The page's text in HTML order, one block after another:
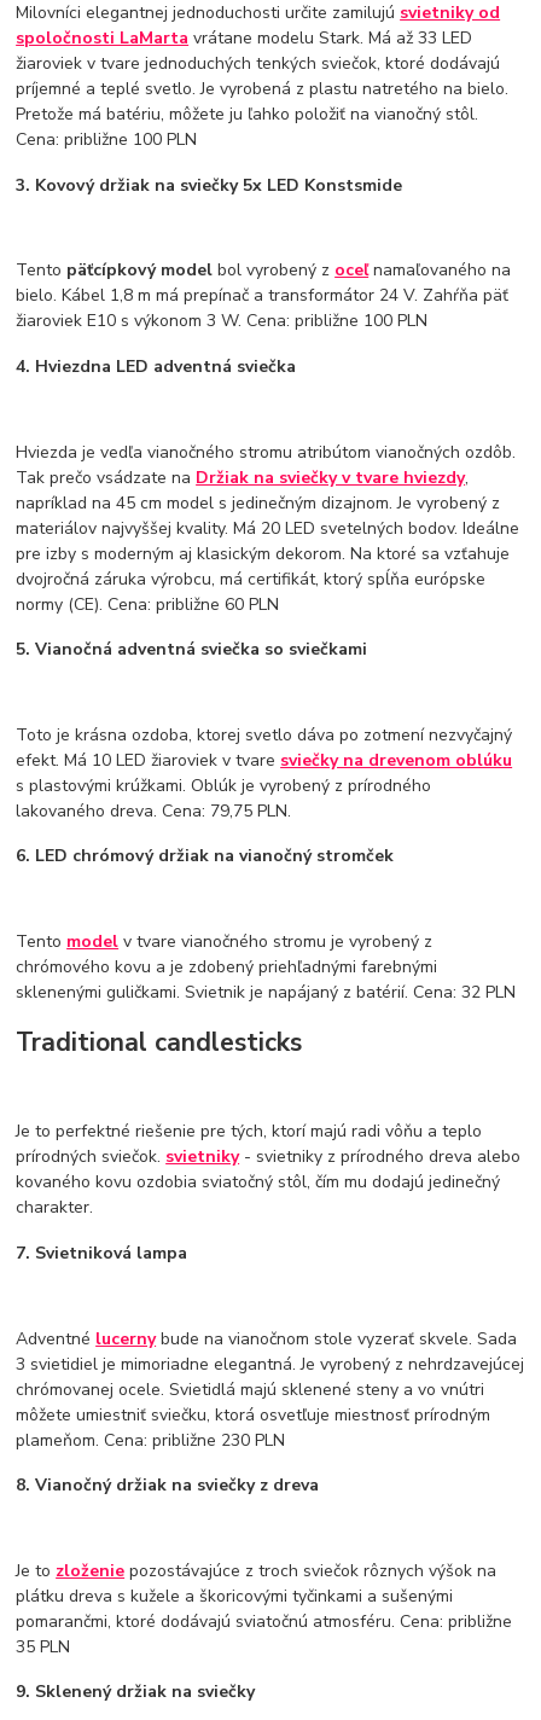
Milovníci elegantnej jednoduchosti určite zamilujú svietniky od
spoločnosti LaMarta vrátane modelu Stark. Má až 33 LED
žiaroviek v tvare jednoduchých tenkých sviečok, ktoré dodávajú
príjemné a teplé svetlo. Je vyrobená z plastu natretého na bielo.
Pretože má batériu, môžete ju ľahko položiť na vianočný stôl.
Cena: približne 100 PLN
3. Kovový držiak na sviečky 5x LED Konstsmide
Tento päťcípkový modelbol vyrobený z oceľnamaľovaného na
bielo. Kábel 1,8 m má prepínač a transformátor 24 V. Zahŕňa päť
žiaroviek E10 s výkonom 3 W. Cena: približne 100 PLN
4. Hviezdna LED adventná sviečka
Hviezda je vedľa vianočného stromu atribútom vianočných ozdôb.
Tak prečo vsádzate na Držiak na sviečky v tvare hviezdy,
napríklad na 45 cm model s jedinečným dizajnom. Je vyrobený z
materiálov najvyššej kvality. Má 20 LED svetelných bodov. Ideálne
pre izby s moderným aj klasickým dekorom. Na ktoré sa vzťahuje
dvojročná záruka výrobcu, má certifikát, ktorý spĺňa európske
normy (CE). Cena: približne 60 PLN
5. Vianočná adventná sviečka so sviečkami
Toto je krásna ozdoba, ktorej svetlo dáva po zotmení nezvyčajný
efekt. Má 10 LED žiaroviek v tvare sviečky na drevenom oblúku
s plastovými krúžkami. Oblúk je vyrobený z prírodného
lakovaného dreva. Cena: 79,75 PLN.
6. LED chrómový držiak na vianočný stromček
Tento model v tvare vianočného stromu je vyrobený z
chrómového kovu a je zdobený priehľadnými farebnými
sklenenými guličkami. Svietnik je napájaný z batérií. Cena: 32 PLN
Traditional candlesticks
Je to perfektné riešenie pre tých, ktorí majú radi vôňu a teplo
prírodných sviečok. svietniky- svietniky z prírodného dreva alebo
kovaného kovu ozdobia sviatočný stôl, čím mu dodajú jedinečný
charakter.
7. Svietniková lampa
Adventné lucernybude na vianočnom stole vyzerať skvele. Sada
3 svietidiel je mimoriadne elegantná. Je vyrobený z nehrdzavejúcej
chrómovanej ocele. Svietidlá majú sklenené steny a vo vnútri
môžete umiestniť sviečku, ktorá osvetľuje miestnosť prírodným
plameňom. Cena: približne 230 PLN
8. Vianočný držiak na sviečky z dreva
Je to zloženie pozostávajúce z troch sviečok rôznych výšok na
plátku dreva s kužele a škoricovými tyčinkami a sušenými
pomarančmi, ktoré dodávajú sviatočnú atmosféru. Cena: približne
35 PLN
9. Sklenený držiak na sviečky